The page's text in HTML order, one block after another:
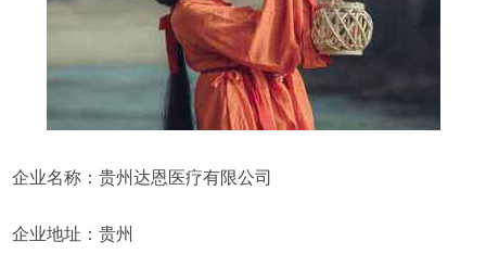
企业名称：贵州达恩医疗有限公司
企业地址：贵州